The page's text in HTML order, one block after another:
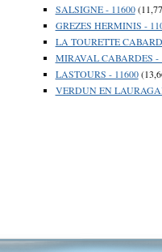
SALSIGNE - 11600
GREZES HERMINIS -
LA TOURETTE
MIRAVAL CABARDES -
LASTOURS - 11600
VERDUN EN